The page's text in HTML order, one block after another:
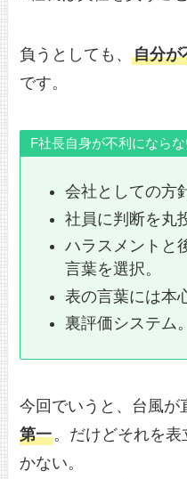
負うとしても、自分が
です。
F社長自身が不利になら
会社としての方
社員に判断を丸
ハラスメントと
言葉を選択。
表の言葉には本
裏評価システム。
今回でいうと、台風が
第一。だけどそれを
かない。